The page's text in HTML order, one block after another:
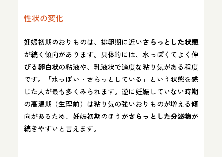
性状の変化
妊娠初期のおりものは、排卵期に近いさらっとした状態
が続く傾向があります。具体的には、水っぽくてよく伸
びる卵白状の粘液や、乳液状で適度な粘り気がある程度
です。「水っぽい・さらっとしている」という状態を感
じた人が最も多くみられます。逆に妊娠していない時期
の高温期（生理前）は粘り気の強いおりものが増える傾
向があるため、妊娠初期のほうがさらっとした分泌物が
続きやすいと言えます。